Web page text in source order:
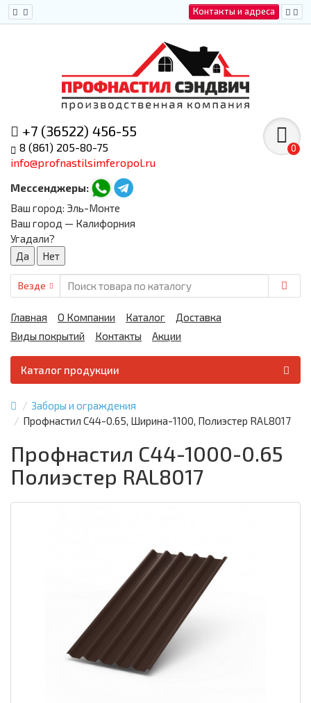
Контакты и адреса
+7 (36522) 456-55
8 (861) 205-80-75
info@profnastilsimferopol.ru
Мессенджеры:
0
Ваш город: Эль-Монте
Ваш город — Калифорния
Угадали?
Везде
Главная О Компании Каталог
Доставка
Виды покрытий
Контакты Акции
Каталог продукции
Заборы и ограждения
Профнастил С44-0.65, Ширина-1100, Полиэстер RAL8017
Профнастил С44-1000-0.65
Полиэстер RAL8017